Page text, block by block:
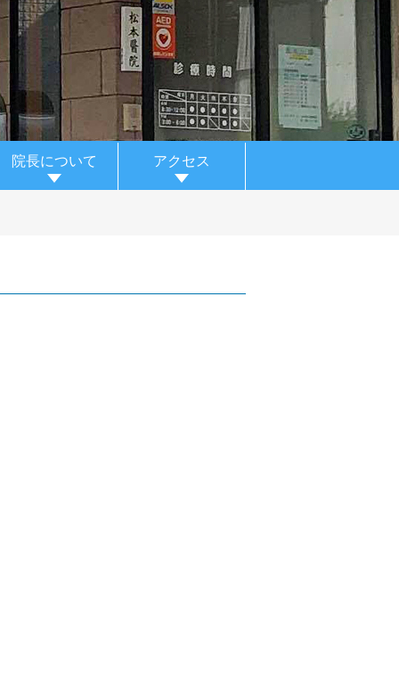
院長について アクセス